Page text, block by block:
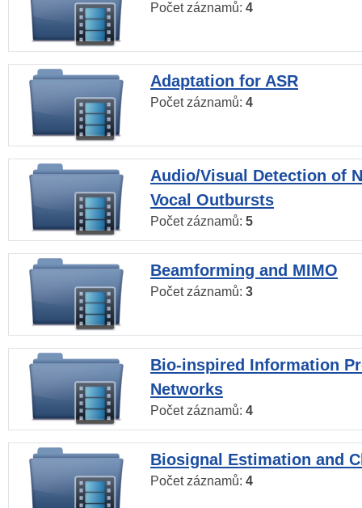
Počet záznamů: 4
Adaptation for ASR
Počet záznamů: 4
Audio/Visual Detection of
Vocal Outbursts
Počet záznamů: 5
Beamforming and MIMO
Počet záznamů: 3
Bio-inspired Information
Networks
Počet záznamů: 4
Biosignal Estimation and
Počet záznamů: 4